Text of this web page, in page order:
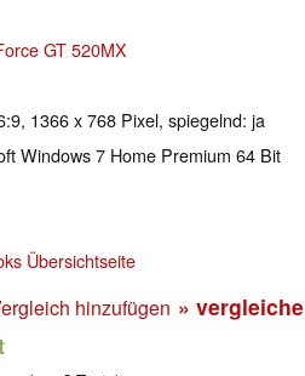
GT 520MX
1366 x 768 Pixel, spiegelnd: ja
Windows 7 Home Premium 64 Bit
Übersichtseite
hinzufügen » vergleiche